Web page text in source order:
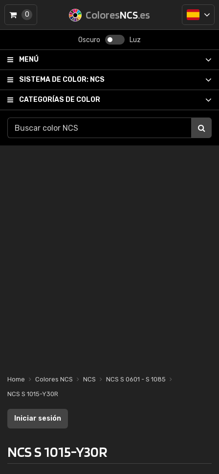
ColoresNCS.es
Oscuro Luz
MENÚ
SISTEMA DE COLOR: NCS
CATEGORÍAS DE COLOR
0
Home Colores NCS NCS
NCS S 0601 - S 1085
NCS S 1015-Y30R
Iniciar sesión
NCS S 1015-Y30R